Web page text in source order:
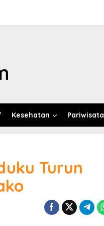
Kesehatan Pariwisata
Turun